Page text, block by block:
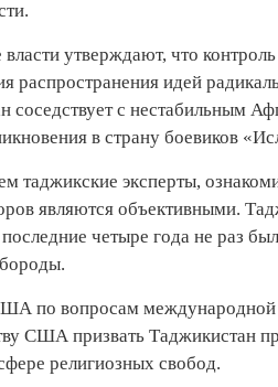
утверждают, что
распространения идей
соседствует с нестабильным
в страну боевиков
таджикские эксперты,
являются объективными.
четыре года не раз
по вопросам международной
США призвать Таджикистан
религиозных свобод.